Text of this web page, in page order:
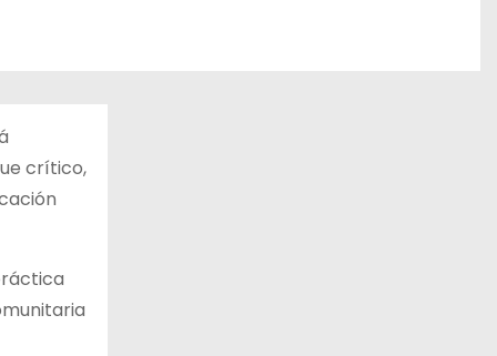
crítico,